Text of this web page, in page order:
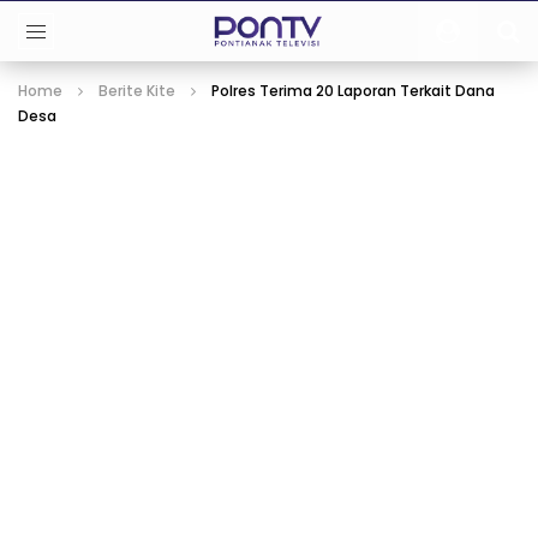
Home Berite Kite
Polres Terima 20 Laporan Terkait Dana
Desa